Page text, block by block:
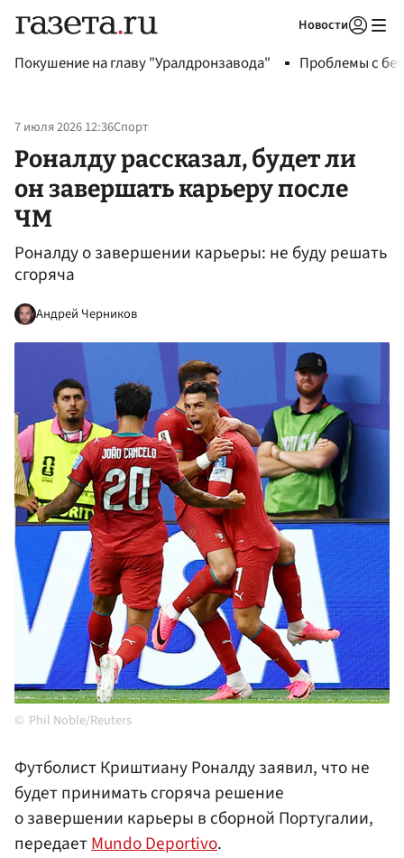
Новости
Покушение на главу "Уралдронзавода" Проблемы с
7 июля 2026 12:36Спорт
Роналду рассказал, будет ли
он завершать карьеру после
ЧМ
Роналду о завершении карьеры: не буду решать
сгоряча
Андрей Черников
Phil Noble/Reuters
Футболист Криштиану Роналду заявил, что не
будет принимать сгоряча решение
о завершении карьеры в сборной Португалии,
передаетMundo Deportivo.